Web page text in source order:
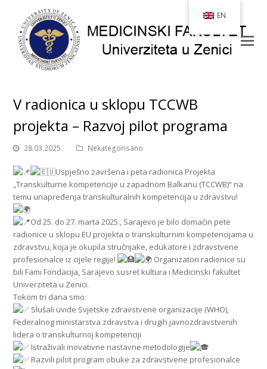
V radionica u sklopu TCCWB
projekta – Razvoj pilot programa
28.03.2025. Nekategorisano
Uspješno završena i peta radionica Projekta
„Transkulturne kompetencije u zapadnom Balkanu (TCCWB)“ na
temu unapređenja transkulturalnih kompetencija u zdravstvu!
Od 25. do 27. marta 2025., Sarajevo je bilo domaćin pete
radionice u sklopu EU projekta o transkulturnim kompetencijama u
zdravstvu, koja je okupila stručnjake, edukatore i zdravstvene
profesionalce iz cijele regije!
Organizatori radionice su
bili Fami Fondacija, Sarajevo susret kultura i Medicinski fakultet
Univerziteta u Zenici.
Tokom tri dana smo:
Slušali uvide Svjetske zdravstvene organizacije (WHO),
Federalnog ministarstva zdravstva i drugih javnozdravstvenih
lidera o transkulturnoj kompetenciji
Istraživali inovativne nastavne metodologije
Razvili pilot program obuke za zdravstvene profesionalce
EN